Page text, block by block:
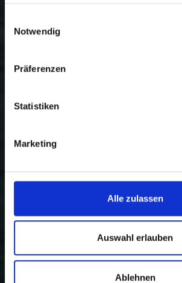
Notwendig
Präferenzen
Statistiken
Marketing
Alle zulassen
Auswahl erlauben
Ablehnen